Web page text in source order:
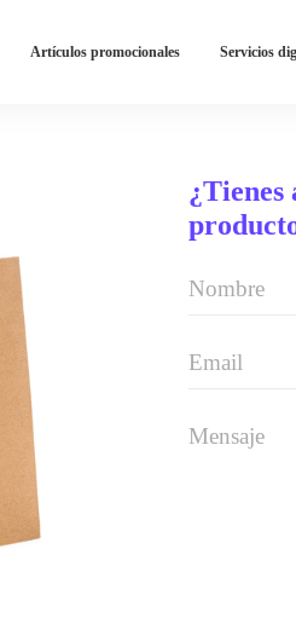
Artículos promocionales Servicios
¿Tienes